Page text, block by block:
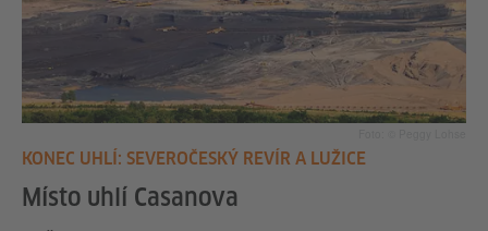
KONEC UHLÍ: SEVEROČESKÝ REVÍR A LUŽICE
Místo uhlí Casanova